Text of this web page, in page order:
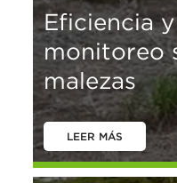
Eficiencia
monitoreo
malezas
LEER MÁS